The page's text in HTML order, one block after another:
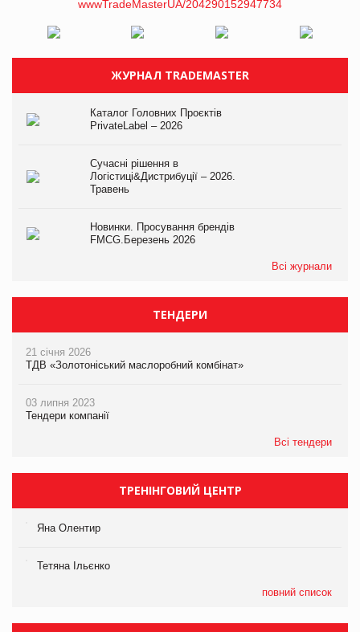
ЖУРНАЛ TRADEMASTER
Каталог Головних Проєктів
PrivateLabel – 2026
Сучасні рішення в
Логістиці&Дистрибуції – 2026.
Травень
Новинки. Просування брендів
FMCG.Березень 2026
Всі журнали
ТЕНДЕРИ
21 січня 2026
ТДВ «Золотоніський маслоробний комбінат»
03 липня 2023
Тендери компанії
Всі тендери
ТРЕНІНГОВИЙ ЦЕНТР
Яна Олентир
Тетяна Ільєнко
повний список